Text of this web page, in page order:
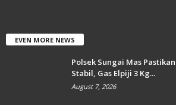
EVEN MORE NEWS
Polsek Sungai Mas
Stabil, Gas Elpiji 3 Kg...
August 7, 2026